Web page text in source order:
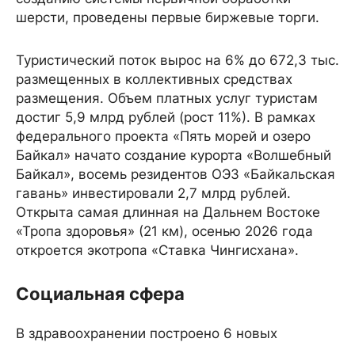
шерсти, проведены первые биржевые торги.
Туристический поток вырос на 6% до 672,3 тыс.
размещенных в коллективных средствах
размещения. Объем платных услуг туристам
достиг 5,9 млрд рублей (рост 11%). В рамках
федерального проекта «Пять морей и озеро
Байкал» начато создание курорта «Волшебный
Байкал», восемь резидентов ОЭЗ «Байкальская
гавань» инвестировали 2,7 млрд рублей.
Открыта самая длинная на Дальнем Востоке
«Тропа здоровья» (21 км), осенью 2026 года
откроется экотропа «Ставка Чингисхана».
Социальная сфера
В здравоохранении построено 6 новых